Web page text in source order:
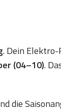
. Dein
(04–10).
die